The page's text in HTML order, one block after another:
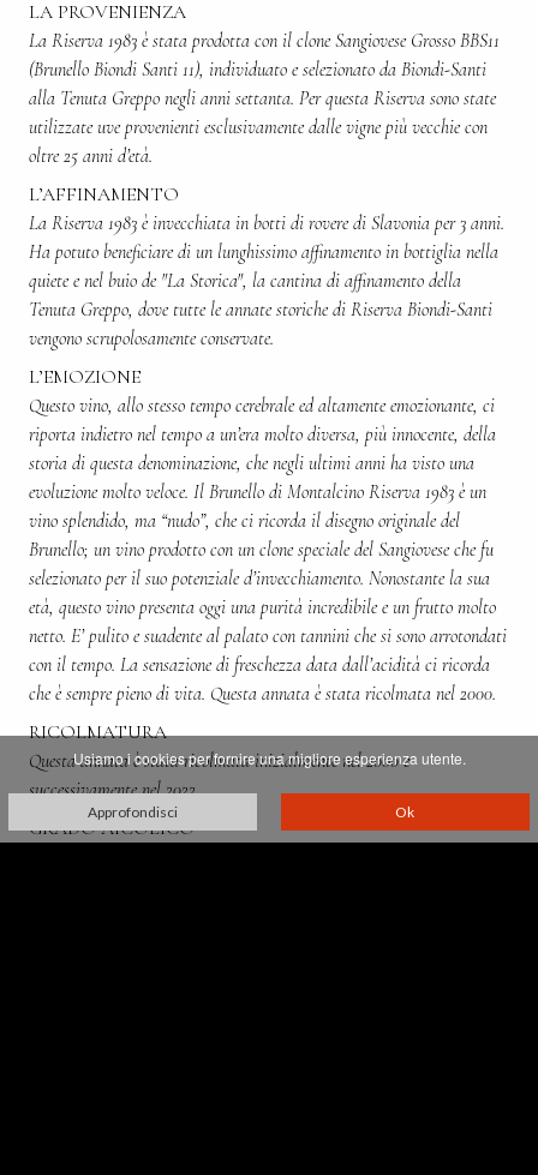
LA PROVENIENZA
La Riserva 1983 è stata prodotta con il clone Sangiovese Grosso BBS11
(Brunello Biondi Santi 11), individuato e selezionato da Biondi-Santi
alla Tenuta Greppo negli anni settanta. Per questa Riserva sono state
utilizzate uve provenienti esclusivamente dalle vigne più vecchie con
oltre 25 anni d’età.
L’AFFINAMENTO
La Riserva 1983 è invecchiata in botti di rovere di Slavonia per 3 anni.
Ha potuto beneficiare di un lunghissimo affinamento in bottiglia nella
quiete e nel buio de "La Storica", la cantina di affinamento della
Tenuta Greppo, dove tutte le annate storiche di Riserva Biondi-Santi
vengono scrupolosamente conservate.
L’EMOZIONE
Questo vino, allo stesso tempo cerebrale ed altamente emozionante, ci
riporta indietro nel tempo a un’era molto diversa, più innocente, della
storia di questa denominazione, che negli ultimi anni ha visto una
evoluzione molto veloce. Il Brunello di Montalcino Riserva 1983 è un
vino splendido, ma “nudo”, che ci ricorda il disegno originale del
Brunello; un vino prodotto con un clone speciale del Sangiovese che fu
selezionato per il suo potenziale d’invecchiamento. Nonostante la sua
età, questo vino presenta oggi una purità incredibile e un frutto molto
netto. E’ pulito e suadente al palato con tannini che si sono arrotondati
con il tempo. La sensazione di freschezza data dall’acidità ci ricorda
che è sempre pieno di vita. Questa annata è stata ricolmata nel 2000.
RICOLMATURA
Questa annata è stata ricolmata inizialmente nel 2000 e
successivamente nel 2022.
GRADO AlCOLICO
Usiamo i cookies per fornire una migliore esperienza utente.
Approfondisci Ok